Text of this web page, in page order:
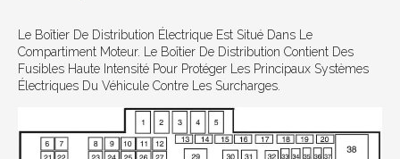
Le Boîtier De Distribution Électrique Est Situé Dans Le
Compartiment Moteur. Le Boîtier De Distribution Contient Des
Fusibles Haute Intensité Pour Protéger Les Principaux Systèmes
Électriques Du Véhicule Contre Les Surcharges.